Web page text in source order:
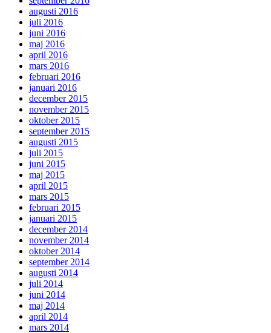
augusti 2016
juli 2016
juni 2016
maj 2016
april 2016
mars 2016
februari 2016
januari 2016
december 2015
november 2015
oktober 2015
september 2015
augusti 2015
juli 2015
juni 2015
maj 2015
april 2015
mars 2015
februari 2015
januari 2015
december 2014
november 2014
oktober 2014
september 2014
augusti 2014
juli 2014
juni 2014
maj 2014
april 2014
mars 2014